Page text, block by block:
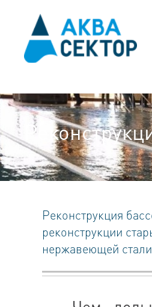
Реконструкция
реконструкции
нержавеющей